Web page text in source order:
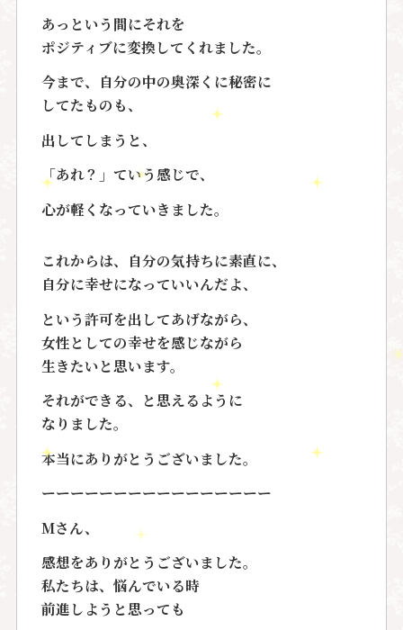
あっという間にそれを
ポジティブに変換してくれました。
今まで、自分の中の奥深くに秘密に
してたものも、
出してしまうと、
「あれ？」ていう感じで、
心が軽くなっていきました。
これからは、自分の気持ちに素直に、
自分に幸せになっていいんだよ、
という許可を出してあげながら、
女性としての幸せを感じながら
生きたいと思います。
それができる、と思えるように
なりました。
本当にありがとうございました。
ーーーーーーーーーーーーーーーー
Mさん、
感想をありがとうございました。
私たちは、悩んでいる時
前進しようと思っても